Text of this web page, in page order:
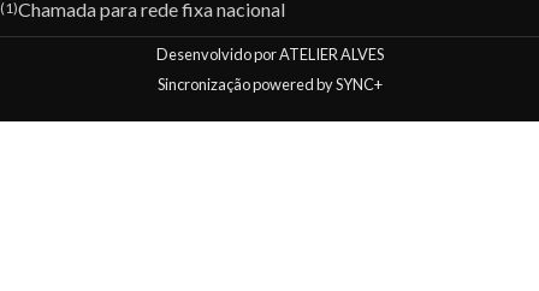
(1)Chamada para rede fixa nacional
Desenvolvido por ATELIER ALVES
Sincronização powered by SYNC+